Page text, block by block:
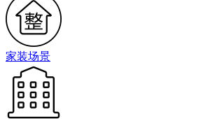
家装场景